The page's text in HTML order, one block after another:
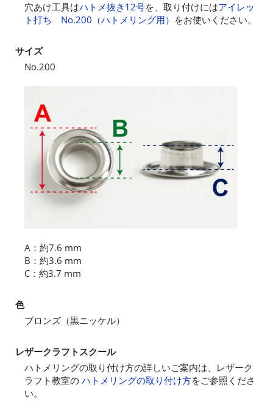
穴あけ工具はハトメ抜き12号を、取り付けにはアイレッ
ト打ち No.200（ハトメリング用） をお使いください。
サイズ
No.200
A：約7.6 mm
B：約3.6 mm
C：約3.7 mm
色
ブロンズ（黒ニッケル）
レザークラフトスクール
ハトメリングの取り付け方の詳しいご案内は、レザーク
ラフト教室の ハトメリングの取り付け方をご参照くださ
い。